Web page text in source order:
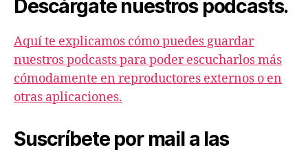
Descárgate nuestros podcasts.
Aquí te explicamos cómo puedes guardar
nuestros podcasts para poder escucharlos más
cómodamente en reproductores externos o en
otras aplicaciones.
Suscríbete por mail a las